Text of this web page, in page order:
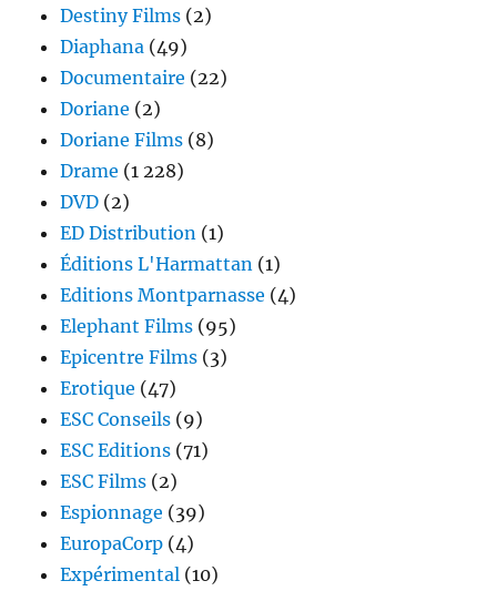
Destiny Films (2)
Diaphana (49)
Documentaire (22)
Doriane (2)
Doriane Films (8)
Drame (1 228)
DVD (2)
ED Distribution (1)
Éditions L'Harmattan (1)
Editions Montparnasse (4)
Elephant Films (95)
Epicentre Films (3)
Erotique (47)
ESC Conseils (9)
ESC Editions (71)
ESC Films (2)
Espionnage (39)
EuropaCorp (4)
Expérimental (10)